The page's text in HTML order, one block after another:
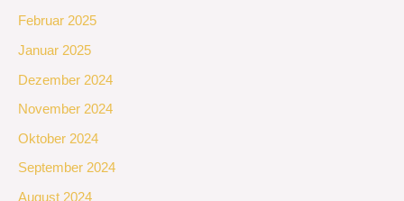
Februar 2025
Januar 2025
Dezember 2024
November 2024
Oktober 2024
September 2024
August 2024